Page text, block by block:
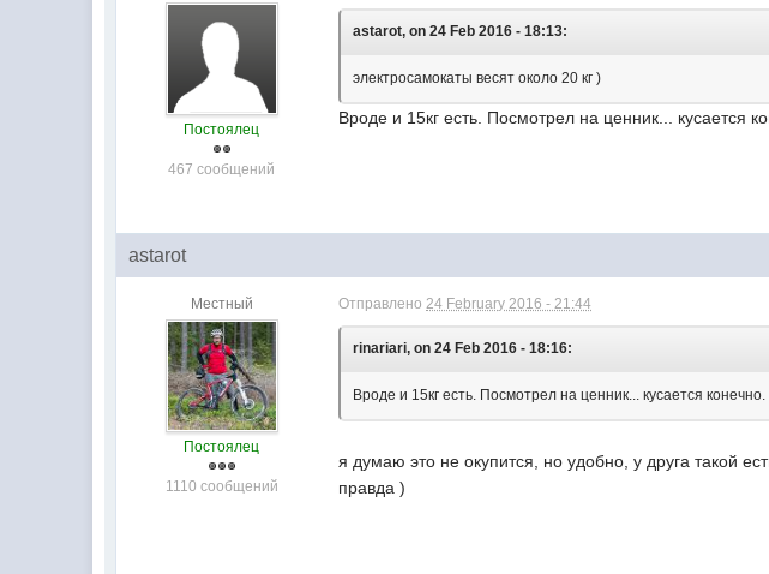
Постоялец
467 сообщений
astarot, on 24 Feb 2016 - 18:13:
электросамокаты весят около 20 кг )
Вроде и 15кг есть. Посмотрел на ценник... кусается
astarot
Местный
Постоялец
1110 сообщений
Отправлено24 February 2016 - 21:44
rinariari, on 24 Feb 2016 - 18:16:
Вроде и 15кг есть. Посмотрел на ценник... кусается
я думаю это не окупится, но удобно, у друга такой
правда )